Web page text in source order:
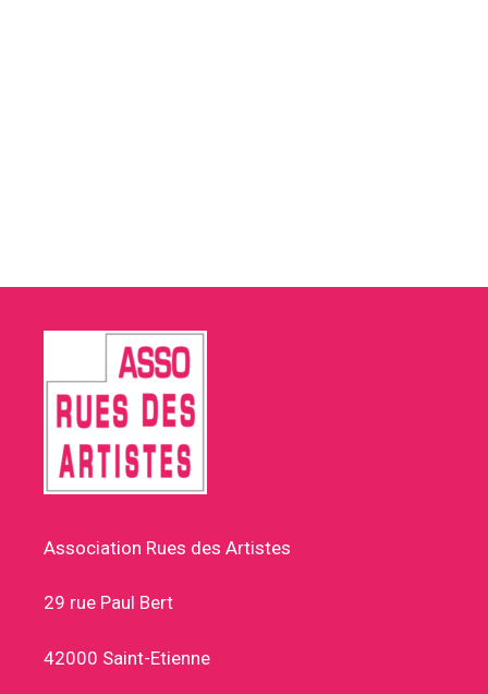
Association Rues des Artistes
29 rue Paul Bert
42000 Saint-Etienne